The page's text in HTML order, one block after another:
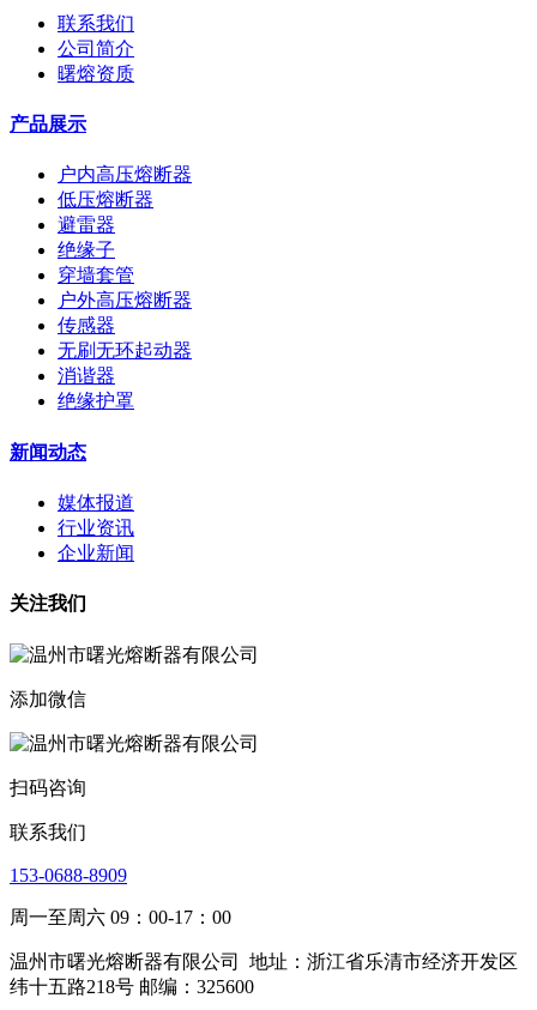
联系我们
公司简介
曙熔资质
产品展示
户内高压熔断器
低压熔断器
避雷器
绝缘子
穿墙套管
户外高压熔断器
传感器
无刷无环起动器
消谐器
绝缘护罩
新闻动态
媒体报道
行业资讯
企业新闻
关注我们
添加微信
扫码咨询
联系我们
153-0688-8909
周一至周六 09：00-17：00
温州市曙光熔断器有限公司
地址：浙江省乐清市经济开发区
纬十五路218号 邮编：325600